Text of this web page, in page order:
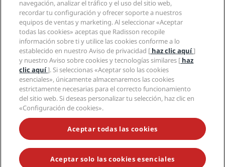
Salud y seguridad
Empleos en EHL
The Club by RHG
Oportunidades de desarrollo
Responsabilidad social corporativa
Compras
Términos y condiciones de Radisson Rewards
Acuerdo de uso del sitio
Accesibilidad digital
Declaración sobre la esclavitud moderna
Avisos al consumidor
Contacto
Preguntas frecuentes
Mapa del sitio
Redes sociales
Marcas de Radisson Hotels
NO TE PIERDAS NUESTRAS OFERTAS MÁS POPULARES
© 2026 Radisson Hotel Group.Todos los derechos reservados. RHG
navegación, analizar el tráfico y el uso del sitio web,
recordar tu configuración y ofrecer soporte a nuestros
equipos de ventas y marketing. Al seleccionar «Aceptar
todas las cookies» aceptas que Radisson recopile
información sobre ti y utilice las cookies conforme a lo
establecido en nuestro Aviso de privacidad [ haz clic aquí]
y nuestro Aviso sobre cookies y tecnologías similares [ haz
clic aquí]. Si seleccionas «Aceptar solo las cookies
esenciales», únicamente almacenaremos las cookies
estrictamente necesarias para el correcto funcionamiento
del sitio web. Si deseas personalizar tu selección, haz clic en
«Configuración de cookies».
Aceptar todas las cookies
Aceptar solo las cookies esenciales